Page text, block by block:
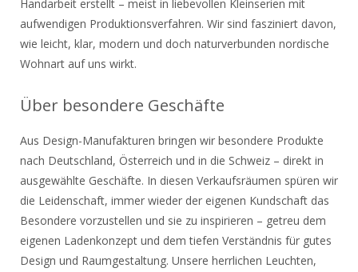
Handarbeit erstellt – meist in liebevollen Kleinserien mit
aufwendigen Produktionsverfahren. Wir sind fasziniert davon,
wie leicht, klar, modern und doch naturverbunden nordische
Wohnart auf uns wirkt.
Über besondere Geschäfte
Aus Design-Manufakturen bringen wir besondere Produkte
nach Deutschland, Österreich und in die Schweiz – direkt in
ausgewählte Geschäfte. In diesen Verkaufsräumen spüren wir
die Leidenschaft, immer wieder der eigenen Kundschaft das
Besondere vorzustellen und sie zu inspirieren – getreu dem
eigenen Ladenkonzept und dem tiefen Verständnis für gutes
Design und Raumgestaltung. Unsere herrlichen Leuchten,